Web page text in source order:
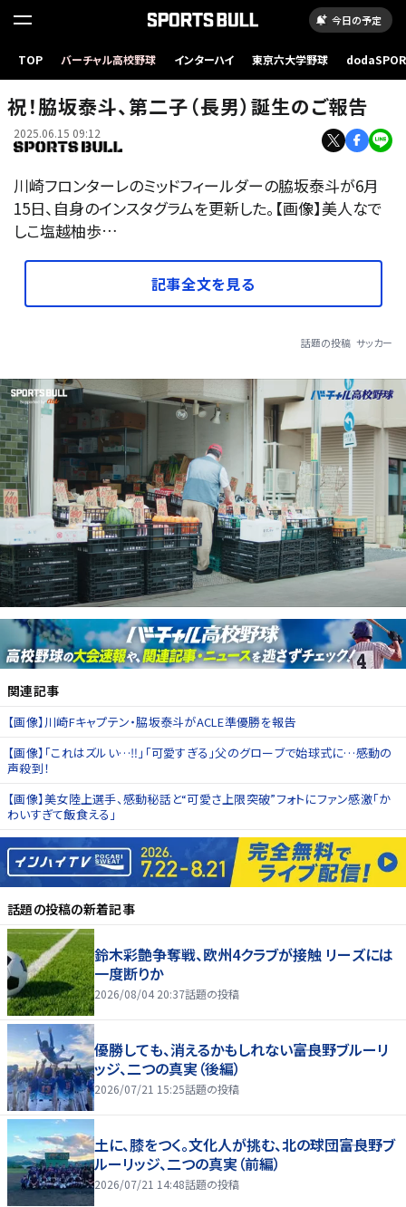
今日の予定
TOP バーチャル高校野球 インターハイ 東京六大学野球
祝！脇坂泰斗、第二子（長男）誕生のご報告
2025.06.15 09:12
川崎フロンターレのミッドフィールダーの脇坂泰斗が6月
15日、自身のインスタグラムを更新した。【画像】美人なで
しこ塩越柚歩…
記事全文を見る
話題の投稿 サッカー
関連記事
【画像】川崎Fキャプテン・脇坂泰斗がACLE準優勝を報告
【画像】「これはズルい…‼」「可愛すぎる」父のグローブで始球式に…感動の
声殺到！
【画像】美女陸上選手、感動秘話と“可愛さ上限突破”フォトにファン感激「か
わいすぎて飯食える」
話題の投稿の新着記事
鈴木彩艶争奪戦、欧州4クラブが接触 リーズには
一度断りか
2026/08/04 20:37話題の投稿
優勝しても、消えるかもしれない――富良野ブルーリ
ッジ、二つの真実（後編）
2026/07/21 15:25話題の投稿
土に、膝をつく。文化人が挑む、北の球団――富良野ブ
ルーリッジ、二つの真実（前編）
2026/07/21 14:48話題の投稿